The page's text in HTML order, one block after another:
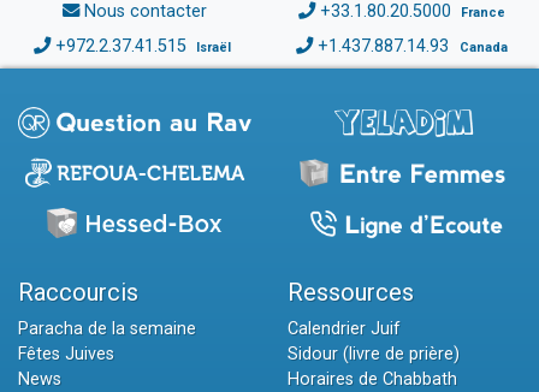
Nous contacter +33.1.80.20.5000 France
+972.2.37.41.515 Israël +1.437.887.14.93 Canada
Raccourcis
Paracha de la semaine
Fêtes Juives
News
Ressources
Calendrier Juif
Sidour (livre de prière)
Horaires de Chabbath